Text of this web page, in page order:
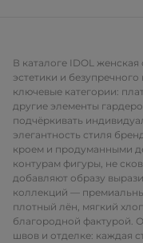
В каталоге IDOL
эстетики и
ключевые категории:
другие элементы
подчёркивать
элегантность стиля
кроем и продуманными
контурам фигуры, не
добавляют образу
коллекций —
плотный лён, мягкий
благородной фактурой.
швов и отделке: каждая